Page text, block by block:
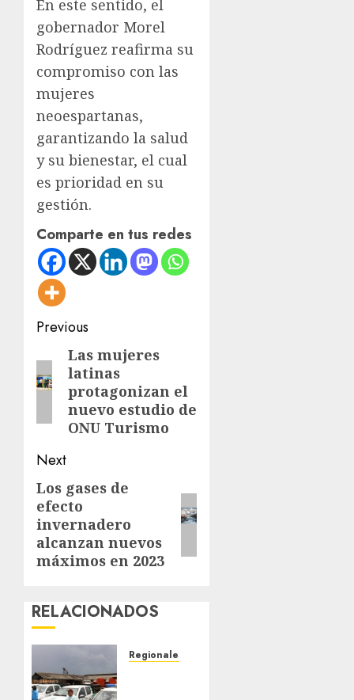
En este sentido, el
gobernador Morel
Rodríguez reafirma su
compromiso con las
mujeres
neoespartanas,
garantizando la salud
y su bienestar, el cual
es prioridad en su
gestión.
Comparte en tus redes
Post
navigation
Previous
Previous
post:
Las mujeres
latinas
protagonizan el
nuevo estudio de
ONU Turismo
Next
Next
post:
Los gases de
efecto
invernadero
alcanzan nuevos
máximos en 2023
RELACIONADOS
Regionales